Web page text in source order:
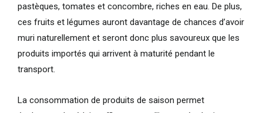
pastèques, tomates et concombre, riches en eau. De plus,
ces fruits et légumes auront davantage de chances d’avoir
muri naturellement et seront donc plus savoureux que les
produits importés qui arrivent à maturité pendant le
transport.
La consommation de produits de saison permet